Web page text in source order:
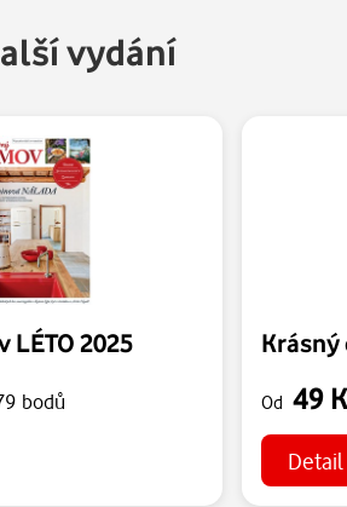
vydání
LÉTO 2025
bodů
Krásný
Od 49
Detail